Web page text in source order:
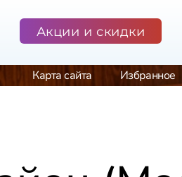
Акции и скидки
Карта сайта Избранное